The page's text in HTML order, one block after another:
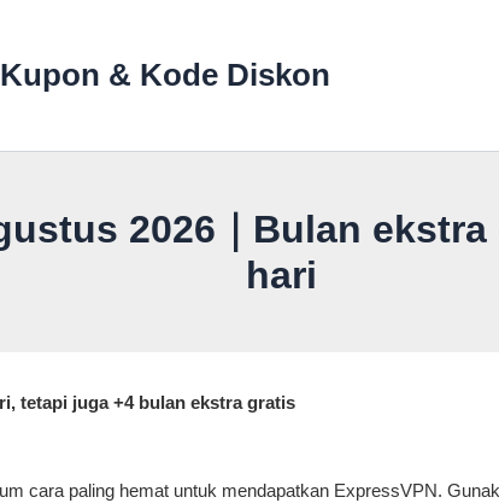
& Kode Diskon
2026｜Bulan
hari
tetapi juga +4 bulan ekstra gratis
cara paling hemat untuk mendapatkan ExpressVPN.